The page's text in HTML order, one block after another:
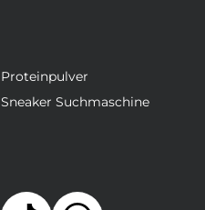
Proteinpulver
Sneaker Suchmaschine